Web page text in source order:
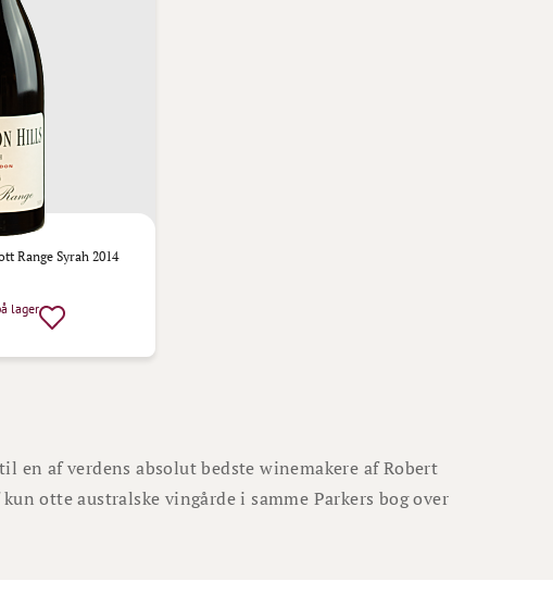
Range Syrah 2014
lager
en af verdens absolut bedste winemakere af Robert
otte australske vingårde i samme Parkers bog over